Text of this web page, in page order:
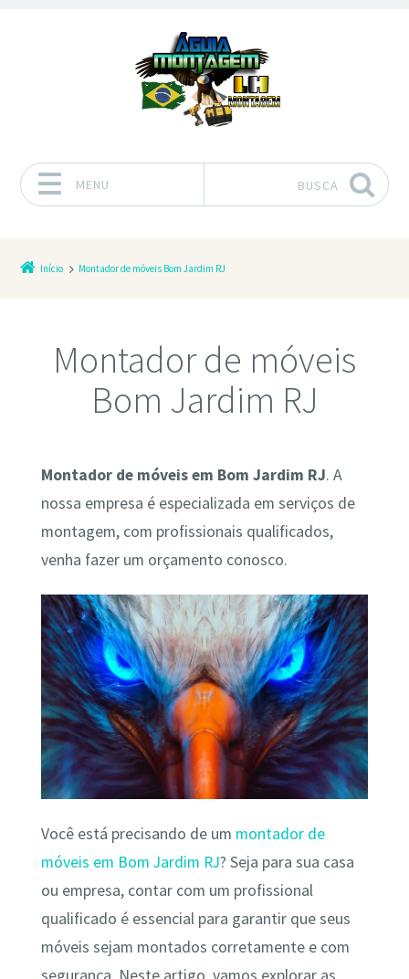
MENU BUSCA
Início Montador de móveis Bom Jardim RJ
Montador de móveis
Bom Jardim RJ
Montador de móveis em Bom Jardim RJ. A
nossa empresa é especializada em serviços de
montagem, com profissionais qualificados,
venha fazer um orçamento conosco.
Você está precisando de um montador de
móveis em Bom Jardim RJ? Seja para sua casa
ou empresa, contar com um profissional
qualificado é essencial para garantir que seus
móveis sejam montados corretamente e com